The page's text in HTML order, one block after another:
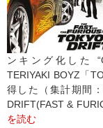
ンキング化した
TERIYAKI BOYZ「
得した（集計期間
DRIFT(FAST &
を読む